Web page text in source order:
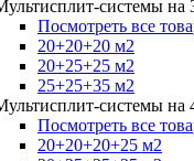
системы на
Посмотреть все
20+20+20 м2
20+25+25 м2
25+25+35 м2
системы на
Посмотреть все
20+20+20+25 м2